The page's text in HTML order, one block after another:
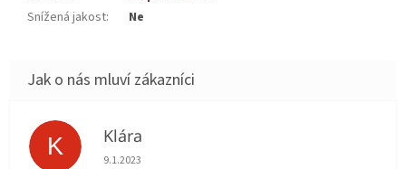
Snížená jakost: Ne
K Klára
Hodnocení obchodu je 5 z 5 hvězdiček.
9.1.2023